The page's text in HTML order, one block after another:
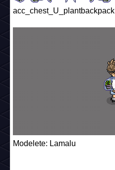
acc_chest_U_plantbackpack
Modelete: Lamalu